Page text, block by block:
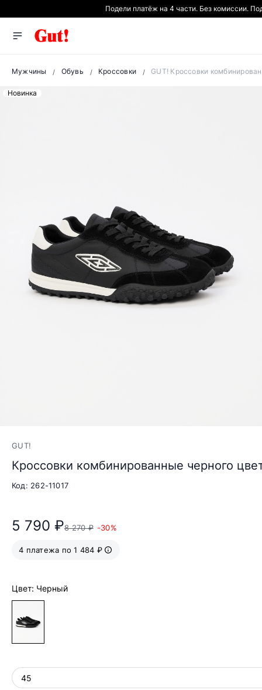
Подели платёж на 4 части. Без комиссии.
Мужчины Обувь Кроссовки GUT! Кроссовки
Новинка
GUT!
Кроссовки комбинированные черного
Код: 262-11017
5 790 ₽8 270 ₽ -30%
4 платежа по 1 484 ₽
Цвет: Черный
45